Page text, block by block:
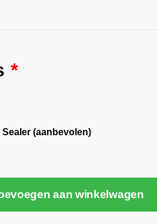
*
(aanbevolen)
aan winkelwagen